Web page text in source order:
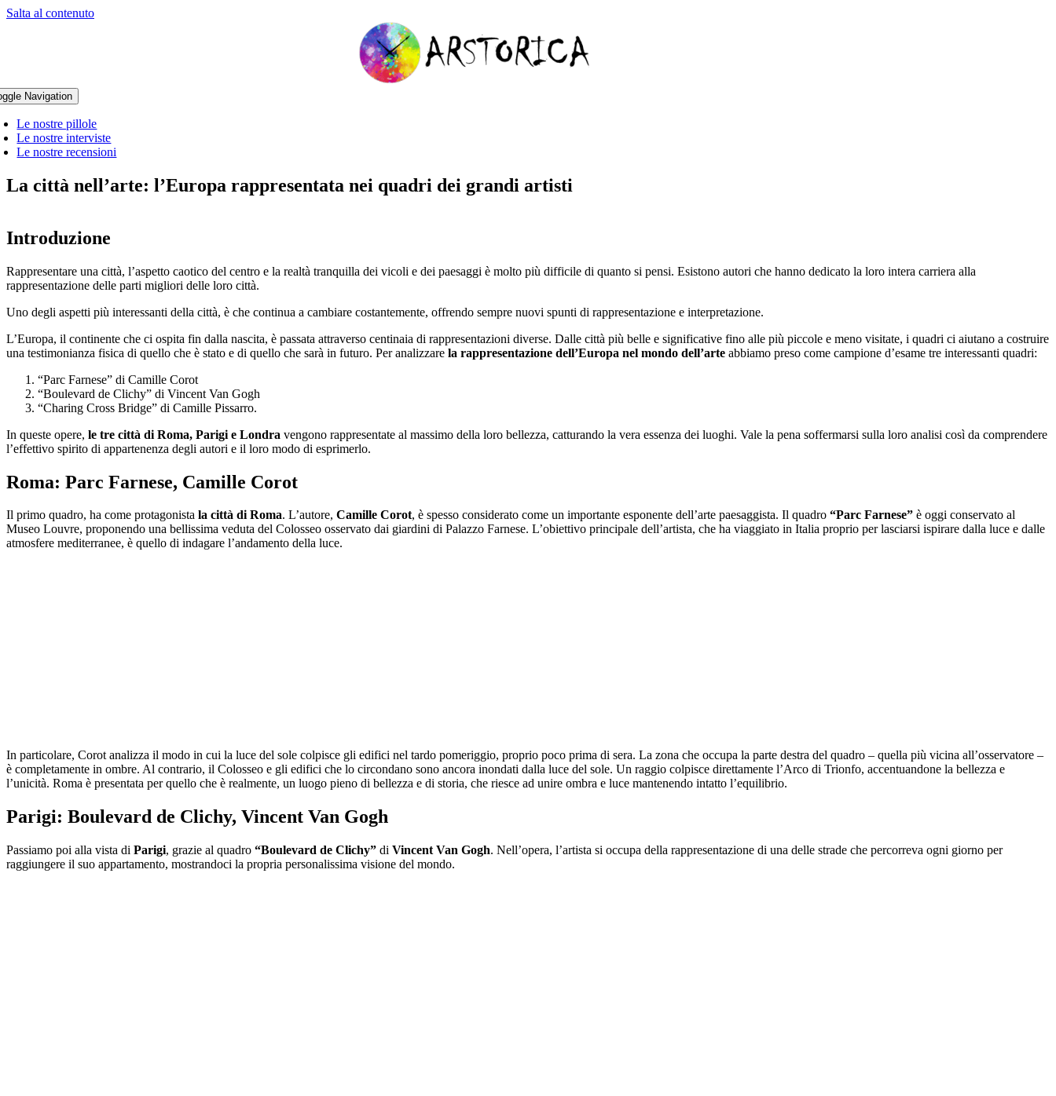
Salta al contenuto
Navigation
Le nostre pillole
Le nostre interviste
Le nostre recensioni
La città nell’arte: l’Europa rappresentata nei quadri dei grandi artisti
Introduzione
Rappresentare una città, l’aspetto caotico del centro e la realtà tranquilla dei vicoli e dei paesaggi è molto più difficile di quanto si pensi. Esistono autori che hanno dedicato la loro intera carriera alla
rappresentazione delle parti migliori delle loro città.
Uno degli aspetti più interessanti della città, è che continua a cambiare costantemente, offrendo sempre nuovi spunti di rappresentazione e interpretazione.
L’Europa, il continente che ci ospita fin dalla nascita, è passata attraverso centinaia di rappresentazioni diverse. Dalle città più belle e significative fino alle più piccole e meno visitate, i quadri ci aiutano a costruire
una testimonianza fisica di quello che è stato e di quello che sarà in futuro. Per analizzare la rappresentazione dell’Europa nel mondo dell’arte abbiamo preso come campione d’esame tre interessanti quadri:
“Parc Farnese” di Camille Corot
“Boulevard de Clichy” di Vincent Van Gogh
“Charing Cross Bridge” di Camille Pissarro.
In queste opere, le tre città di Roma, Parigi e Londra vengono rappresentate al massimo della loro bellezza, catturando la vera essenza dei luoghi. Vale la pena soffermarsi sulla loro analisi così da comprendere
l’effettivo spirito di appartenenza degli autori e il loro modo di esprimerlo.
Roma: Parc Farnese, Camille Corot
Il primo quadro, ha come protagonista la città di Roma. L’autore, Camille Corot, è spesso considerato come un importante esponente dell’arte paesaggista. Il quadro “Parc Farnese” è oggi conservato al
Museo Louvre, proponendo una bellissima veduta del Colosseo osservato dai giardini di Palazzo Farnese. L’obiettivo principale dell’artista, che ha viaggiato in Italia proprio per lasciarsi ispirare dalla luce e dalle
atmosfere mediterranee, è quello di indagare l’andamento della luce.
In particolare, Corot analizza il modo in cui la luce del sole colpisce gli edifici nel tardo pomeriggio, proprio poco prima di sera. La zona che occupa la parte destra del quadro – quella più vicina all’osservatore –
è completamente in ombre. Al contrario, il Colosseo e gli edifici che lo circondano sono ancora inondati dalla luce del sole. Un raggio colpisce direttamente l’Arco di Trionfo, accentuandone la bellezza e
l’unicità. Roma è presentata per quello che è realmente, un luogo pieno di bellezza e di storia, che riesce ad unire ombra e luce mantenendo intatto l’equilibrio.
Parigi: Boulevard de Clichy, Vincent Van Gogh
Passiamo poi alla vista di Parigi, grazie al quadro “Boulevard de Clichy” di Vincent Van Gogh. Nell’opera, l’artista si occupa della rappresentazione di una delle strade che percorreva ogni giorno per
raggiungere il suo appartamento, mostrandoci la propria personalissima visione del mondo.